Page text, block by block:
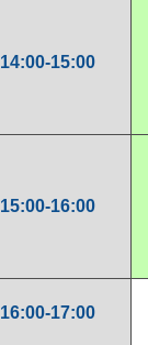
14:00-15:00
15:00-16:00
16:00-17:00